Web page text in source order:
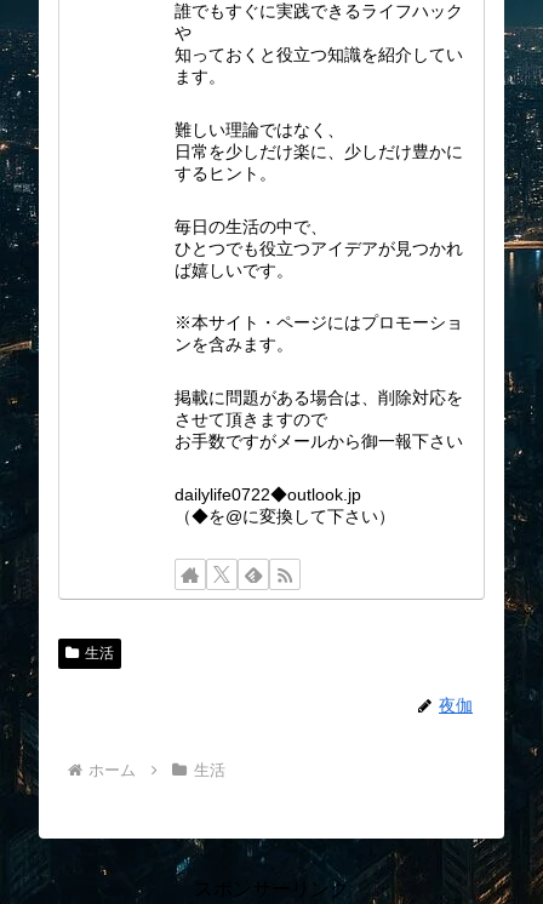
誰でもすぐに実践できるライフハック
や
知っておくと役立つ知識を紹介してい
ます。
難しい理論ではなく、
日常を少しだけ楽に、少しだけ豊かに
するヒント。
毎日の生活の中で、
ひとつでも役立つアイデアが見つかれ
ば嬉しいです。
※本サイト・ページにはプロモーショ
ンを含みます。
掲載に問題がある場合は、削除対応を
させて頂きますので
お手数ですがメールから御一報下さい
dailylife0722◆outlook.jp
（◆を@に変換して下さい）
生活
夜伽
ホーム 生活
スポンサーリンク